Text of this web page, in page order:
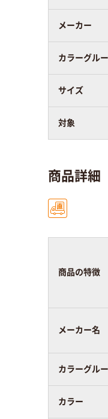
メーカー
カラーグル
サイズ
対象
商品詳細
商品の特徴
メーカー名
カラーグル
カラー